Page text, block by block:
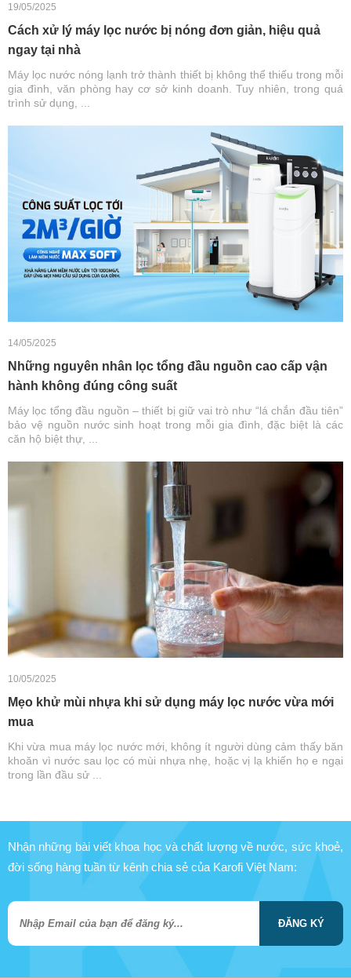
19/05/2025
Cách xử lý máy lọc nước bị nóng đơn giản, hiệu quả
ngay tại nhà
Máy lọc nước nóng lạnh trở thành thiết bị không thể thiếu trong mỗi
gia đình, văn phòng hay cơ sở kinh doanh. Tuy nhiên, trong quá
trình sử dụng, ...
14/05/2025
Những nguyên nhân lọc tổng đầu nguồn cao cấp vận
hành không đúng công suất
Máy lọc tổng đầu nguồn – thiết bị giữ vai trò như “lá chắn đầu tiên”
bảo vệ nguồn nước sinh hoạt trong mỗi gia đình, đặc biệt là các
căn hộ biệt thự, ...
10/05/2025
Mẹo khử mùi nhựa khi sử dụng máy lọc nước vừa mới
mua
Khi vừa mua máy lọc nước mới, không ít người dùng cảm thấy băn
khoăn vì nước sau lọc có mùi nhựa nhẹ, hoặc vị lạ khiến họ e ngại
trong lần đầu sử ...
Nhận những bài viết khoa học và chất lượng về nước, sức khoẻ,
đời sống hàng tuần từ kênh chia sẻ của Karofi Việt Nam:
ĐĂNG KÝ